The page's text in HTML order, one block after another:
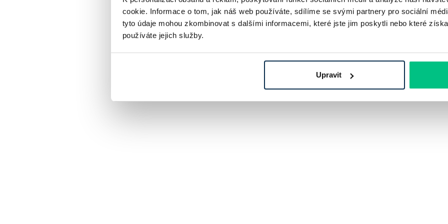
cookie. Informace o tom, jak náš web používáte, sdílíme se svými partnery pro sociální
tyto údaje mohou zkombinovat s dalšími informacemi, které jste jim poskytli nebo které
používáte jejich služby.
Upravit